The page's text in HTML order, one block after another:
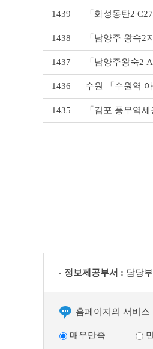
1439 「화성동탄2
1438 「남양주 왕숙2
1437 「남양주왕숙2
1436 수원 「수원역
1435 「김포 풍무역
정보제공부서 : 담당
홈페이지의 서비
매우만족